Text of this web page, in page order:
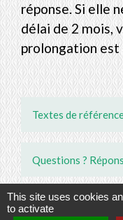
réponse. Si elle
délai de 2 mois,
prolongation est
Textes de
Questions ?
Infraction aux
délais de
This site uses cookies
to activate